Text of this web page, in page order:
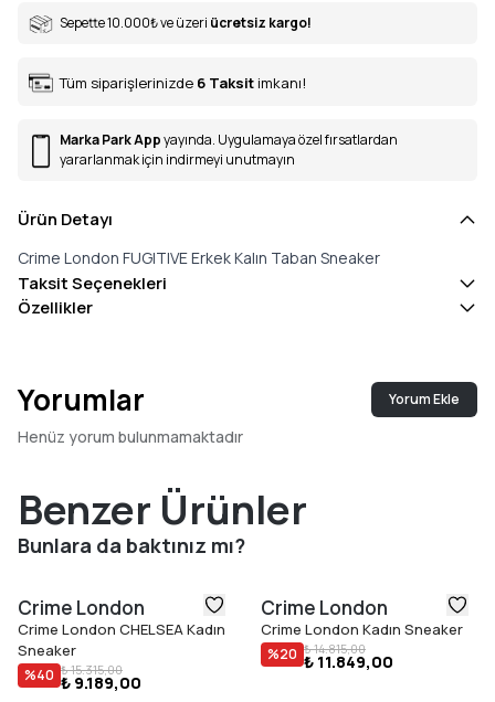
Sepette 10.000₺ve üzeri ücretsiz kargo!
Tüm siparişlerinizde 6 Taksit imkanı!
Marka Park Appyayında. Uygulamaya özel fırsatlardan
yararlanmak için indirmeyi unutmayın
Ürün Detayı
Crime London FUGITIVE Erkek Kalın Taban Sneaker
Taksit Seçenekleri
Özellikler
Yorumlar Yorum Ekle
Henüz yorum bulunmamaktadır
Benzer Ürünler
Bunlara da baktınız mı?
Crime London
Crime London CHELSEA Kadın
Sneaker
%40 ₺ 15.315,00
₺ 9.189,00
Crime London
Crime London Kadın Sneaker
%20 ₺ 14.815,00
₺ 11.849,00